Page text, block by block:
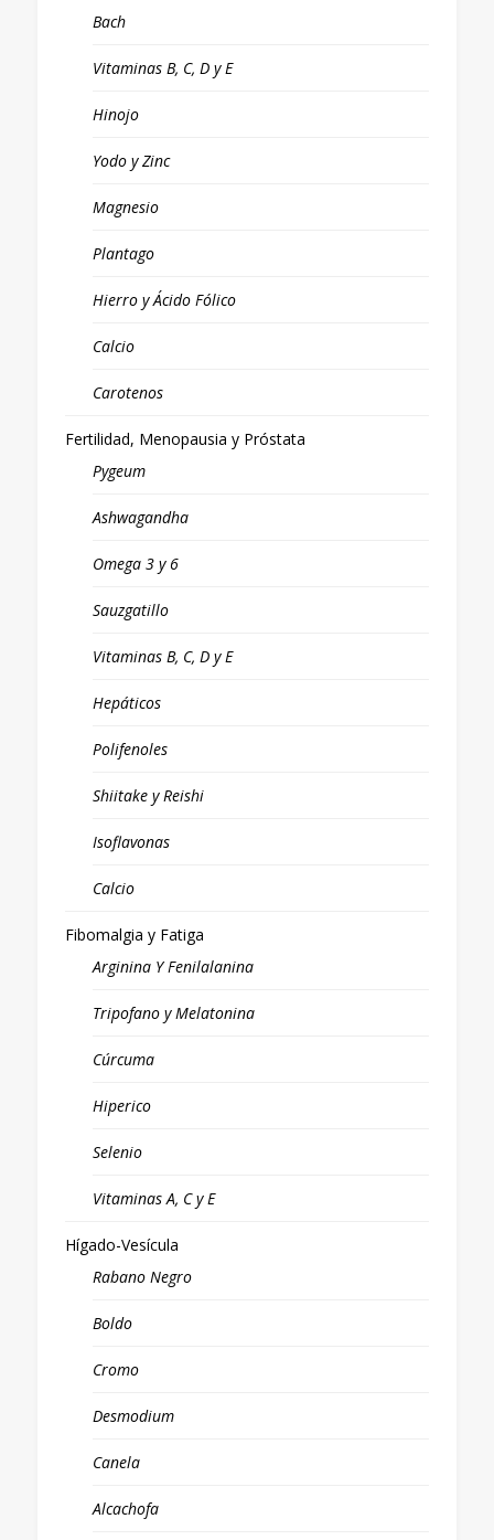
Bach
Vitaminas B, C, D y E
Hinojo
Yodo y Zinc
Magnesio
Plantago
Hierro y Ácido Fólico
Calcio
Carotenos
Fertilidad, Menopausia y Próstata
Pygeum
Ashwagandha
Omega 3 y 6
Sauzgatillo
Vitaminas B, C, D y E
Hepáticos
Polifenoles
Shiitake y Reishi
Isoflavonas
Calcio
Fibomalgia y Fatiga
Arginina Y Fenilalanina
Tripofano y Melatonina
Cúrcuma
Hiperico
Selenio
Vitaminas A, C y E
Hígado-Vesícula
Rabano Negro
Boldo
Cromo
Desmodium
Canela
Alcachofa